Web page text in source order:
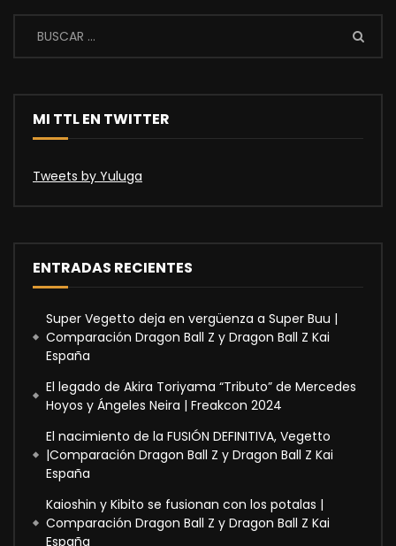
MI TTL EN TWITTER
Tweets by Yuluga
ENTRADAS RECIENTES
Super Vegetto deja en vergüenza a Super Buu |
Comparación Dragon Ball Z y Dragon Ball Z Kai
España
El legado de Akira Toriyama “Tributo” de Mercedes
Hoyos y Ángeles Neira | Freakcon 2024
El nacimiento de la FUSIÓN DEFINITIVA, Vegetto
|Comparación Dragon Ball Z y Dragon Ball Z Kai
España
Kaioshin y Kibito se fusionan con los potalas |
Comparación Dragon Ball Z y Dragon Ball Z Kai
España